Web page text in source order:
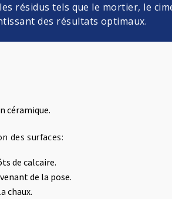
résidus tels que le mortier, le
des résultats optimaux.
céramique.
des surfaces:
de calcaire.
de la pose.
chaux.